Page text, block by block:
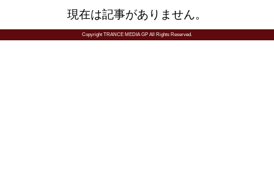
現在は記事がありません。
Copyright TRANCE MEDIA GP All Rights Reserved.